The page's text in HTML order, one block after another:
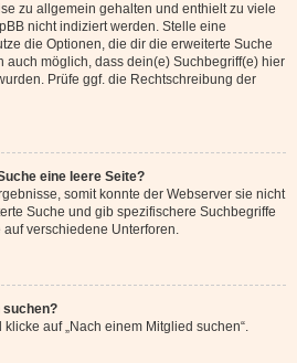
zu allgemein gehalten und enthielt zu viele
nicht indiziert werden. Stelle eine
die Optionen, die dir die erweiterte Suche
auch möglich, dass dein(e) Suchbegriff(e) hier
Prüfe ggf. die Rechtschreibung der
eine leere Seite?
somit konnte der Webserver sie nicht
Suche und gib spezifischere Suchbegriffe
verschiedene Unterforen.
suchen?
auf „Nach einem Mitglied suchen“.